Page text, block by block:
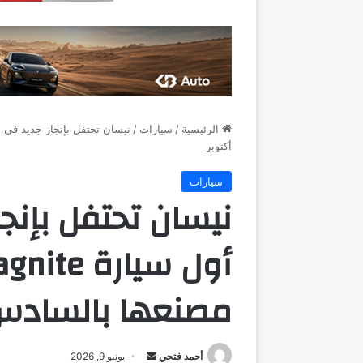
الرئيسية / سيارات /
أكتوبر
سيارات
نيسان تحتفل
مصنعها
أحمد فتحي أرسل يونيو 9, 2026